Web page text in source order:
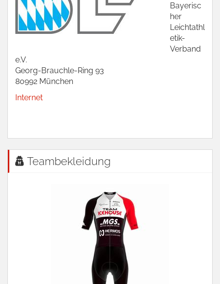
Bayerisc
her
Leichtathl
etik-
Verband
e.V.
Georg-Brauchle-Ring 93
80992 München
Internet
Teambekleidung